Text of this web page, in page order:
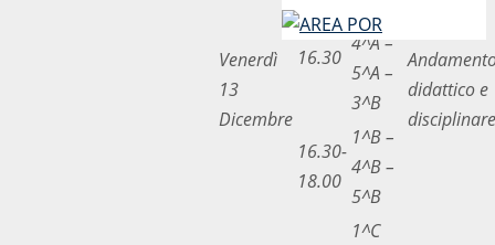
Venerdì
13
Dicembre
15.00-
16.30
2^C –
4^A –
5^A –
3^B
didattico e
disciplinare
16.30-
18.00
1^B –
4^B –
5^B
1^C